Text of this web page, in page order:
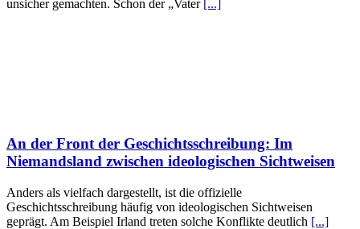
unsicher gemachten. Schon der „Vater [...]
An der Front der Geschichtsschreibung: Im
Niemandsland zwischen ideologischen Sichtweisen
Anders als vielfach dargestellt, ist die offizielle
Geschichtsschreibung häufig von ideologischen Sichtweisen
geprägt. Am Beispiel Irland treten solche Konflikte deutlich [...]